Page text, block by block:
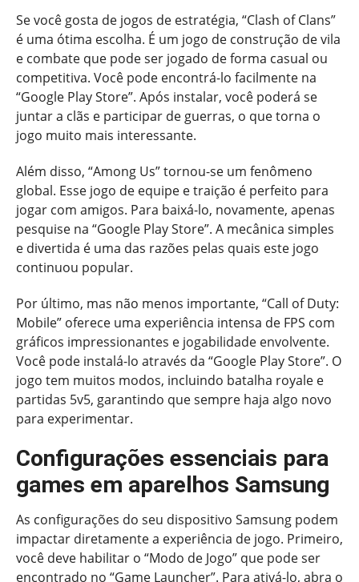
Se você gosta de jogos de estratégia, “Clash of Clans”
é uma ótima escolha. É um jogo de construção de vila
e combate que pode ser jogado de forma casual ou
competitiva. Você pode encontrá-lo facilmente na
“Google Play Store”. Após instalar, você poderá se
juntar a clãs e participar de guerras, o que torna o
jogo muito mais interessante.
Além disso, “Among Us” tornou-se um fenômeno
global. Esse jogo de equipe e traição é perfeito para
jogar com amigos. Para baixá-lo, novamente, apenas
pesquise na “Google Play Store”. A mecânica simples
e divertida é uma das razões pelas quais este jogo
continuou popular.
Por último, mas não menos importante, “Call of Duty:
Mobile” oferece uma experiência intensa de FPS com
gráficos impressionantes e jogabilidade envolvente.
Você pode instalá-lo através da “Google Play Store”. O
jogo tem muitos modos, incluindo batalha royale e
partidas 5v5, garantindo que sempre haja algo novo
para experimentar.
Configurações essenciais para
games em aparelhos Samsung
As configurações do seu dispositivo Samsung podem
impactar diretamente a experiência de jogo. Primeiro,
você deve habilitar o “Modo de Jogo” que pode ser
encontrado no “Game Launcher”. Para ativá-lo, abra o